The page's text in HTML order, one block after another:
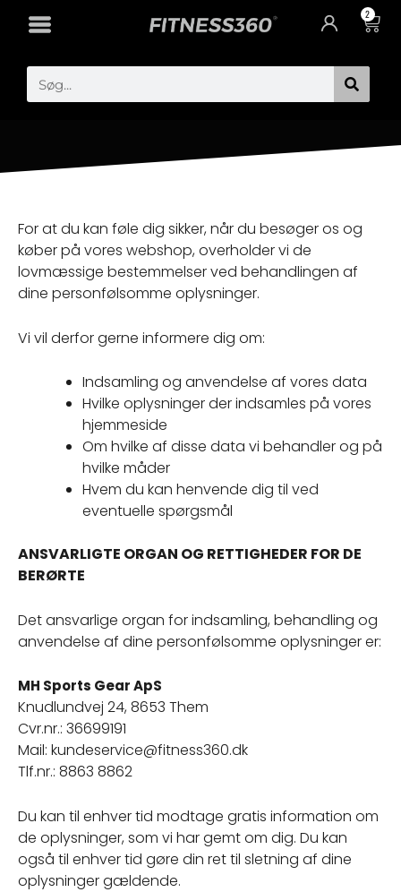
2
Cart
Search
For at du kan føle dig sikker, når du besøger os og
køber på vores webshop, overholder vi de
lovmæssige bestemmelser ved behandlingen af
dine personfølsomme oplysninger.
Vi vil derfor gerne informere dig om:
Indsamling og anvendelse af vores data
Hvilke oplysninger der indsamles på vores
hjemmeside
Om hvilke af disse data vi behandler og på
hvilke måder
Hvem du kan henvende dig til ved
eventuelle spørgsmål
ANSVARLIGTE ORGAN OG RETTIGHEDER FOR DE
BERØRTE
Det ansvarlige organ for indsamling, behandling og
anvendelse af dine personfølsomme oplysninger er:
MH Sports Gear ApS
Knudlundvej 24, 8653 Them
Cvr.nr.: 36699191
Mail: kundeservice@fitness360.dk
Tlf.nr.: 8863 8862
Du kan til enhver tid modtage gratis information om
de oplysninger, som vi har gemt om dig. Du kan
også til enhver tid gøre din ret til sletning af dine
oplysninger gældende.